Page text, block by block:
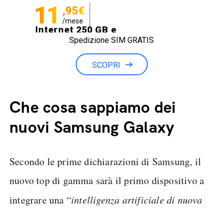
11 ,95€
/mese
Internet 250 GB e
Minuti illimitati
Spedizione SIM GRATIS
SCOPRI
Che cosa sappiamo dei
nuovi Samsung Galaxy
Secondo le prime dichiarazioni di Samsung, il
nuovo top di gamma sarà il primo dispositivo a
integrare una “intelligenza artificiale di nuova